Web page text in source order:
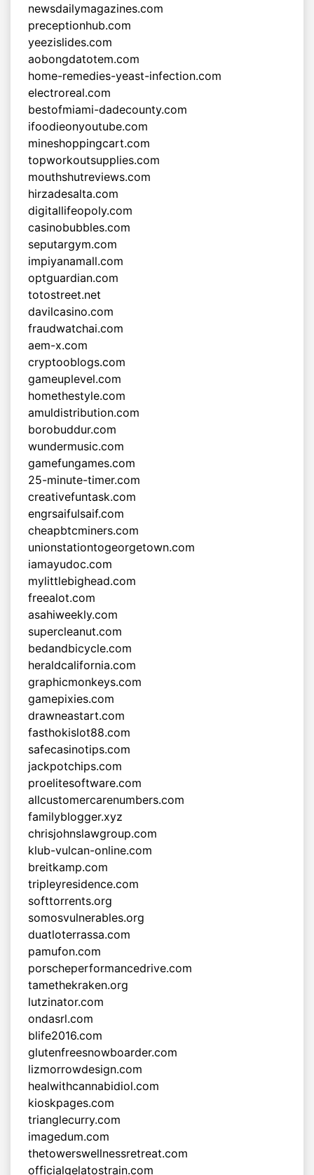
newsdailymagazines.com
preceptionhub.com
yeezislides.com
aobongdatotem.com
home-remedies-yeast-infection.com
electroreal.com
bestofmiami-dadecounty.com
ifoodieonyoutube.com
mineshoppingcart.com
topworkoutsupplies.com
mouthshutreviews.com
hirzadesalta.com
digitallifeopoly.com
casinobubbles.com
seputargym.com
impiyanamall.com
optguardian.com
totostreet.net
davilcasino.com
fraudwatchai.com
aem-x.com
cryptooblogs.com
gameuplevel.com
homethestyle.com
amuldistribution.com
borobuddur.com
wundermusic.com
gamefungames.com
25-minute-timer.com
creativefuntask.com
engrsaifulsaif.com
cheapbtcminers.com
unionstationtogeorgetown.com
iamayudoc.com
mylittlebighead.com
freealot.com
asahiweekly.com
supercleanut.com
bedandbicycle.com
heraldcalifornia.com
graphicmonkeys.com
gamepixies.com
drawneastart.com
fasthokislot88.com
safecasinotips.com
jackpotchips.com
proelitesoftware.com
allcustomercarenumbers.com
familyblogger.xyz
chrisjohnslawgroup.com
klub-vulcan-online.com
breitkamp.com
tripleyresidence.com
softtorrents.org
somosvulnerables.org
duatloterrassa.com
pamufon.com
porscheperformancedrive.com
tamethekraken.org
lutzinator.com
ondasrl.com
blife2016.com
glutenfreesnowboarder.com
lizmorrowdesign.com
healwithcannabidiol.com
kioskpages.com
trianglecurry.com
imagedum.com
thetowerswellnessretreat.com
officialgelatostrain.com